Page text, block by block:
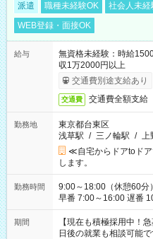
派遣 職種未経験OK 社会人未経
WEB登録・面接OK
給与
無資格未経験：時給
収1万2000円以上
交通費別途支給あり
交通費 交通費全額支給
勤務地
東京都台東区
浅草駅 / 三ノ輪駅 / 上
≪自宅からドアtoド
します。
勤務時間
9:00～18:00（休憩60分） ■ご希望があれば下記シフトも
早番 7:00～16:00 遅番 10:00～19:00 「
い」 「余裕を持って夕
たくない」 など、ご希望を教
の方へ 今ご覧のお仕事
期間
【現在も積極採用中！
日後の就業も相談可能で